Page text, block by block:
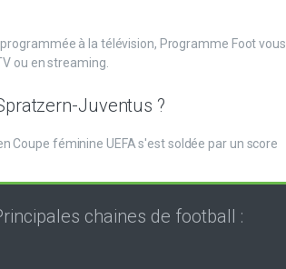
à la télévision, Programme Foot vous
ou en streaming.
Juventus ?
Coupe féminine UEFA s'est soldée par un score
chaines de football :